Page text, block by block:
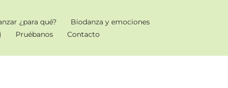
¿para qué?
Biodanza y emociones
Pruébanos Contacto